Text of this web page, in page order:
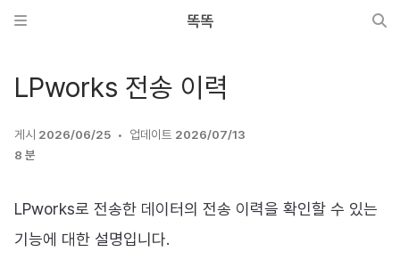
똑똑
LPworks 전송 이력
게시 2026/06/25 업데이트 2026/07/13
8 분
LPworks로 전송한 데이터의 전송 이력을 확인할 수 있는
기능에 대한 설명입니다.